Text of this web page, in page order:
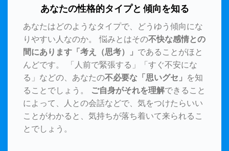
あなたの性格的タイプと 傾向を知る
あなたはどのようなタイプで、どうゆう傾向にな
りやすい人なのか。 悩みとはその不快な感情との
間にあります「考え（思考）」 であることがほと
んどです。 「人前で緊張する」「すぐ不安にな
る」などの、あなたの不必要な「思いグセ」 を知
ることでしょう。 ご自身がそれを理解できること
によって、人との会話などで、気をつけたらいい
ことがわかると、気持ちが落ち着いて来られるこ
とでしょう。